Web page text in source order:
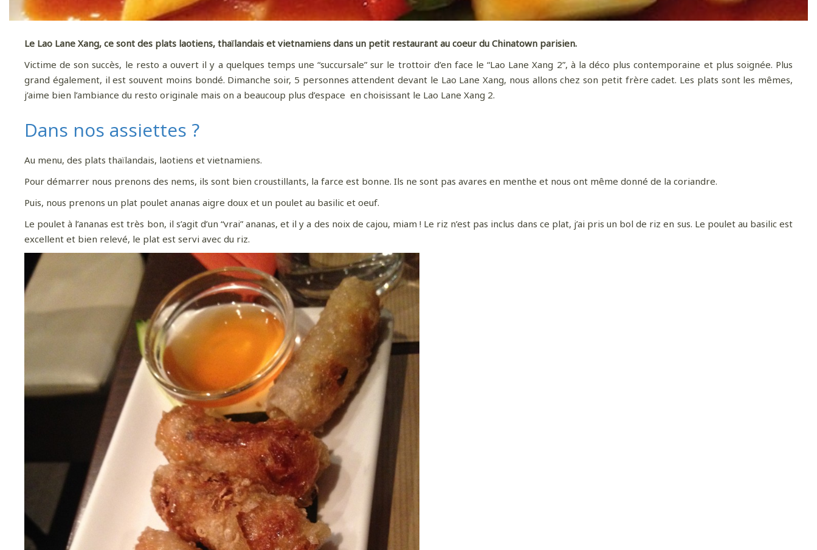
Le Lao Lane Xang, ce sont des plats laotiens, thaïlandais et vietnamiens dans un petit restaurant au coeur du Chinatown parisien.
Victime de son succès, le resto a ouvert il y a quelques temps une “succursale” sur le trottoir d’en face le “Lao Lane Xang 2”, à la déco plus contemporaine et plus soignée. Plus
grand également, il est souvent moins bondé. Dimanche soir, 5 personnes attendent devant le Lao Lane Xang, nous allons chez son petit frère cadet. Les plats sont les mêmes,
j’aime bien l’ambiance du resto originale mais on a beaucoup plus d’espace en choisissant le Lao Lane Xang 2.
Dans nos assiettes ?
Au menu, des plats thaïlandais, laotiens et vietnamiens.
Pour démarrer nous prenons des nems, ils sont bien croustillants, la farce est bonne. Ils ne sont pas avares en menthe et nous ont même donné de la coriandre.
Puis, nous prenons un plat poulet ananas aigre doux et un poulet au basilic et oeuf.
Le poulet à l’ananas est très bon, il s’agit d’un “vrai” ananas, et il y a des noix de cajou, miam ! Le riz n’est pas inclus dans ce plat, j’ai pris un bol de riz en sus. Le poulet au basilic est
excellent et bien relevé, le plat est servi avec du riz.
Pour davantage de bonnes adresses, de voyages au coin de la
rue et au bout du monde,